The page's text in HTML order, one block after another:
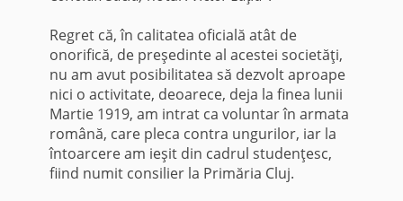
Regret că, în calitatea oficială atât de
onorifică, de preşedinte al acestei societăţi,
nu am avut posibilitatea să dezvolt aproape
nici o activi­tate, deoarece, deja la finea lunii
Martie 1919, am intrat ca voluntar în armata
română, care pleca contra ungurilor, iar la
întoarcere am ieşit din cadrul studenţesc,
fiind numit consilier la Primăria Cluj.